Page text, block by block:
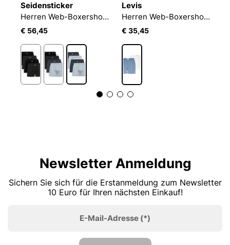
Seidensticker
Herren Web-Boxershorts 4er Pack
€ 56,45
Levis
Herren Web-Boxershorts 2er Pack Woven Boxers 2P
€ 35,45
Newsletter Anmeldung
Sichern Sie sich für die Erstanmeldung zum Newsletter
10 Euro für Ihren nächsten Einkauf!
E-Mail-Adresse (*)